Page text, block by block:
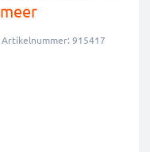
meer
Artikelnummer: 915417